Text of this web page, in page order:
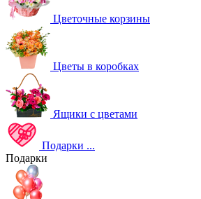
Цветочные корзины
Цветы в коробках
Ящики с цветами
Подарки ...
Подарки